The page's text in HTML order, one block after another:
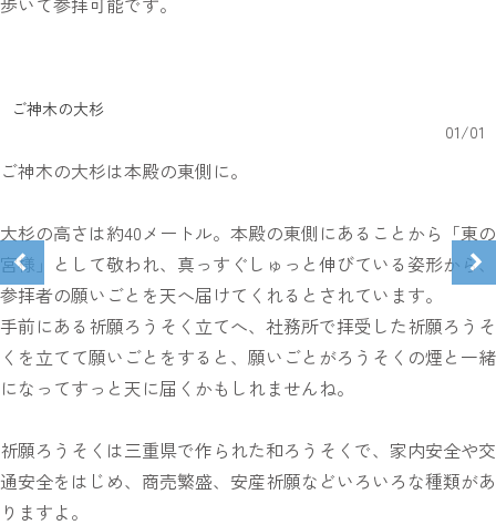
ご神木の大杉
01/01
ご神木の大杉は本殿の東側に。
大杉の高さは約40メートル。本殿の東側にあることから「東の
宮様」として敬われ、真っすぐしゅっと伸びている姿形から、
参拝者の願いごとを天へ届けてくれるとされています。
手前にある祈願ろうそく立てへ、社務所で拝受した祈願ろうそ
くを立てて願いごとをすると、願いごとがろうそくの煙と一緒
になってすっと天に届くかもしれませんね。
祈願ろうそくは三重県で作られた和ろうそくで、家内安全や交
通安全をはじめ、商売繁盛、安産祈願などいろいろな種類があ
りますよ。